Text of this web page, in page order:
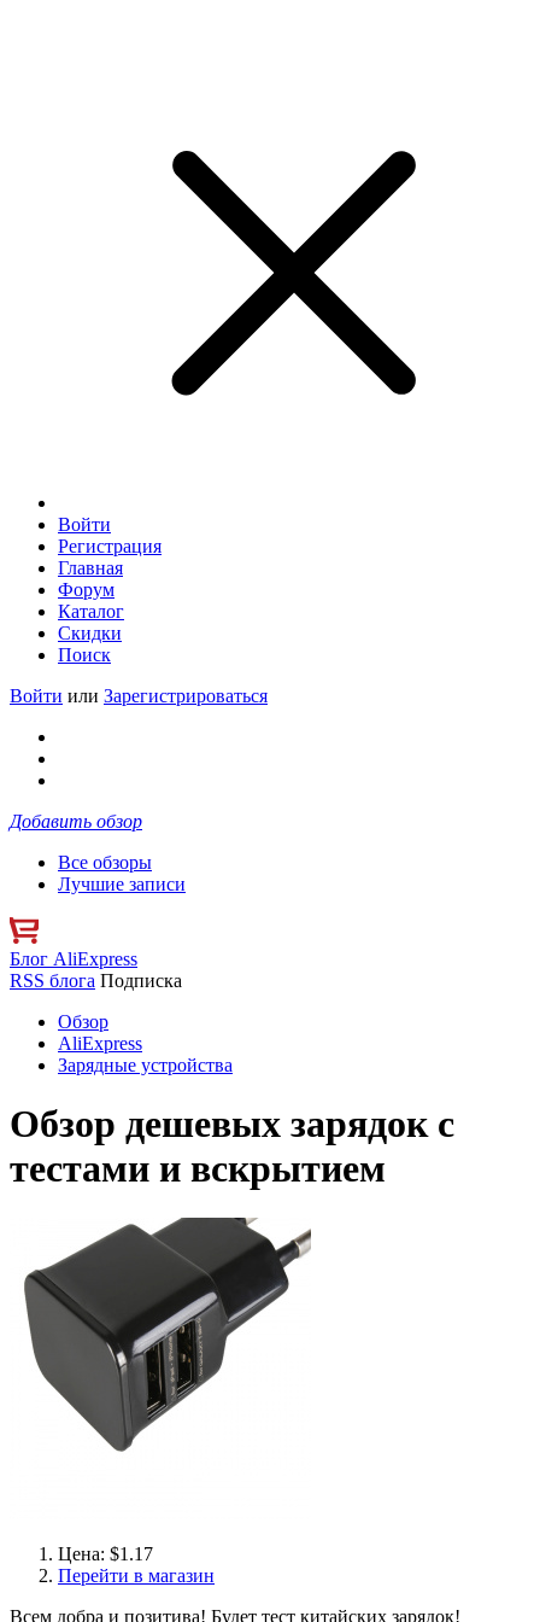
Войти
Регистрация
Главная
Форум
Каталог
Скидки
Поиск
Войти или Зарегистрироваться
Добавить обзор
Все обзоры
Лучшие записи
Блог AliExpress
RSS блога Подписка
Обзор
AliExpress
Зарядные устройства
Обзор дешевых зарядок с
тестами и вскрытием
Цена: $1.17
Перейти в магазин
Всем добра и позитива! Будет тест китайских зарядок!